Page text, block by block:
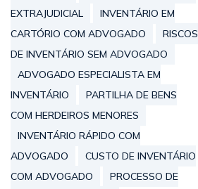
EXTRAJUDICIAL
INVENTÁRIO EM
CARTÓRIO COM ADVOGADO
RISCOS
DE INVENTÁRIO SEM ADVOGADO
ADVOGADO ESPECIALISTA EM
INVENTÁRIO
PARTILHA DE BENS
COM HERDEIROS MENORES
INVENTÁRIO RÁPIDO COM
ADVOGADO
CUSTO DE INVENTÁRIO
COM ADVOGADO
PROCESSO DE